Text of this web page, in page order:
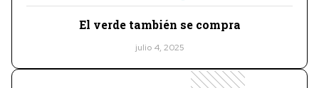
El verde también se compra
julio 4, 2025